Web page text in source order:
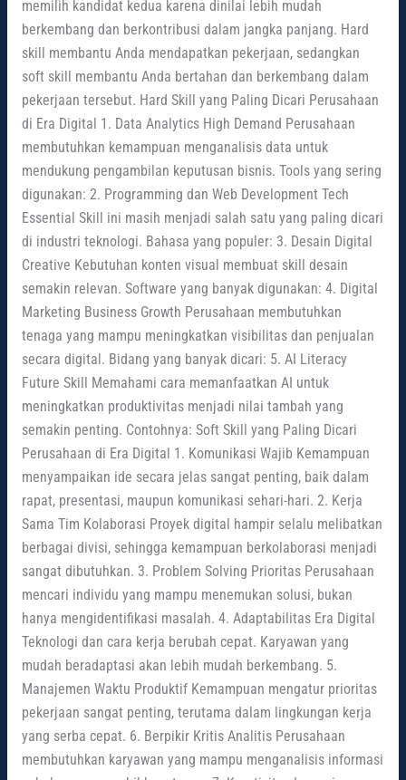
memilih kandidat kedua karena dinilai lebih mudah
berkembang dan berkontribusi dalam jangka panjang. Hard
skill membantu Anda mendapatkan pekerjaan, sedangkan
soft skill membantu Anda bertahan dan berkembang dalam
pekerjaan tersebut. Hard Skill yang Paling Dicari Perusahaan
di Era Digital 1. Data Analytics High Demand Perusahaan
membutuhkan kemampuan menganalisis data untuk
mendukung pengambilan keputusan bisnis. Tools yang sering
digunakan: 2. Programming dan Web Development Tech
Essential Skill ini masih menjadi salah satu yang paling dicari
di industri teknologi. Bahasa yang populer: 3. Desain Digital
Creative Kebutuhan konten visual membuat skill desain
semakin relevan. Software yang banyak digunakan: 4. Digital
Marketing Business Growth Perusahaan membutuhkan
tenaga yang mampu meningkatkan visibilitas dan penjualan
secara digital. Bidang yang banyak dicari: 5. AI Literacy
Future Skill Memahami cara memanfaatkan AI untuk
meningkatkan produktivitas menjadi nilai tambah yang
semakin penting. Contohnya: Soft Skill yang Paling Dicari
Perusahaan di Era Digital 1. Komunikasi Wajib Kemampuan
menyampaikan ide secara jelas sangat penting, baik dalam
rapat, presentasi, maupun komunikasi sehari-hari. 2. Kerja
Sama Tim Kolaborasi Proyek digital hampir selalu melibatkan
berbagai divisi, sehingga kemampuan berkolaborasi menjadi
sangat dibutuhkan. 3. Problem Solving Prioritas Perusahaan
mencari individu yang mampu menemukan solusi, bukan
hanya mengidentifikasi masalah. 4. Adaptabilitas Era Digital
Teknologi dan cara kerja berubah cepat. Karyawan yang
mudah beradaptasi akan lebih mudah berkembang. 5.
Manajemen Waktu Produktif Kemampuan mengatur prioritas
pekerjaan sangat penting, terutama dalam lingkungan kerja
yang serba cepat. 6. Berpikir Kritis Analitis Perusahaan
membutuhkan karyawan yang mampu menganalisis informasi